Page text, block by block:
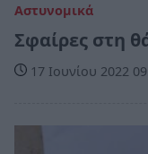
Αστυνομικά
Σφαίρες στη
17 Ιουνίου 2022